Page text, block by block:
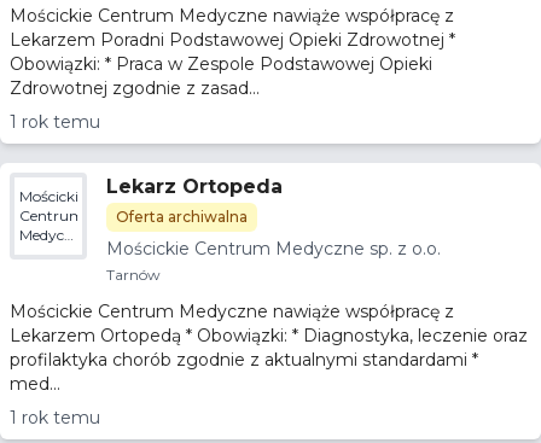
Mościckie Centrum Medyczne nawiąże współpracę z
Lekarzem Poradni Podstawowej Opieki Zdrowotnej *
Obowiązki: * Praca w Zespole Podstawowej Opieki
Zdrowotnej zgodnie z zasad...
1 rok temu
Mościckie
Centrum
Medyczne
sp. z
Lekarz Ortopeda
Oferta archiwalna
Mościckie Centrum Medyczne sp. z o.o.
Tarnów
Mościckie Centrum Medyczne nawiąże współpracę z
Lekarzem Ortopedą * Obowiązki: * Diagnostyka, leczenie oraz
profilaktyka chorób zgodnie z aktualnymi standardami *
med...
1 rok temu